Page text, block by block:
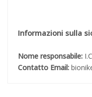
Informazioni sulla
Nome responsabile:
Contatto Email: